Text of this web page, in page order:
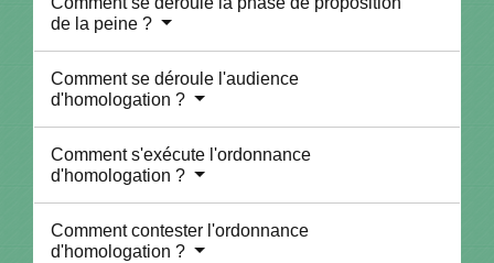
de la peine ?
Comment se déroule l'audience
d'homologation ?
Comment s'exécute l'ordonnance
d'homologation ?
Comment contester l'ordonnance
d'homologation ?